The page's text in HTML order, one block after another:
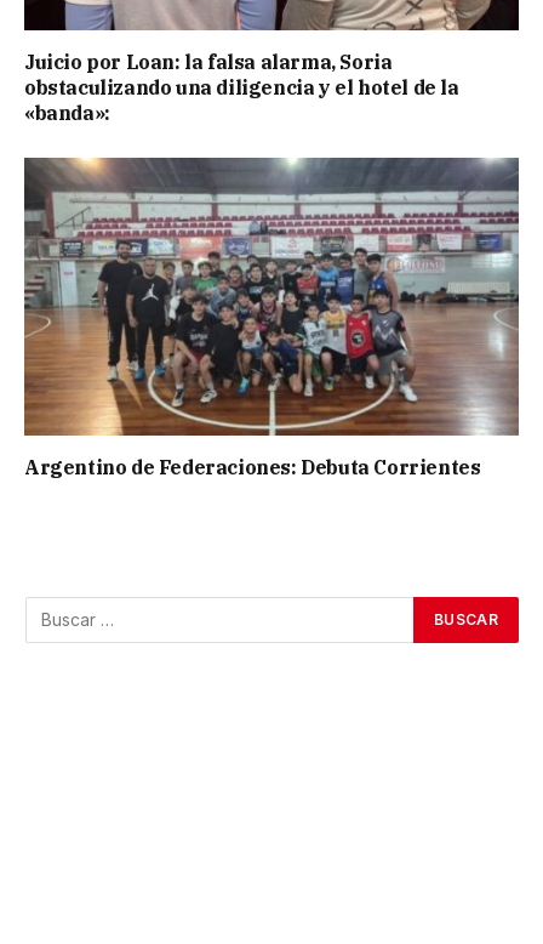
Juicio por Loan: la falsa alarma, Soria
obstaculizando una diligencia y el hotel de la
«banda»:
Argentino de Federaciones: Debuta Corrientes